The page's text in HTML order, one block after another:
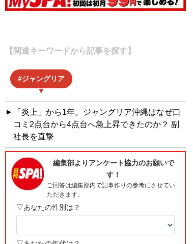
【関連キーワードから記事を探す】
ジャングリア
「炎上」から1年。ジャングリア沖縄はなぜ口
コミ2点台から4点台へ急上昇できたのか？ 副
社長を直撃